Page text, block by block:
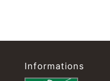
Informations